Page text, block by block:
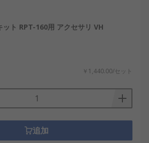
やバイク向けのアクセサリは
に耐えられる設計が必要
タイプを選ぶ。
規格やCE認証などの安全基準に
確認
電源システムとの適合性を考
ット RPT-160用 アクセサリ VH
￥1,440.00/セット
追加